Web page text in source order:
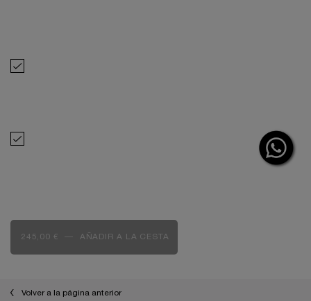
Selecciona Lancôme Idôle Nectar perfume de mujer 100 ml
LANCÔME IDÔLE NECTAR PERFUME DE
167,00 €
245,00 € ―
AÑADIR A LA CESTA
Volver a la página anterior